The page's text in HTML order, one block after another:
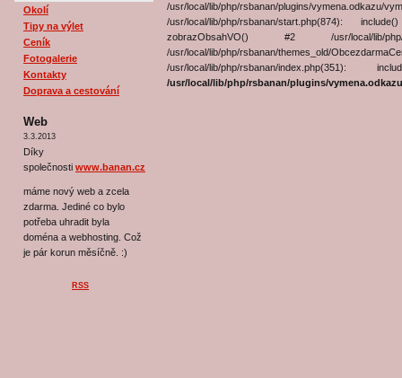
Okolí
Tipy na výlet
Ceník
Fotogalerie
Kontakty
Doprava a cestování
Web
3.3.2013
Díky
společnosti www.banan.cz
máme nový web a zcela
zdarma. Jediné co bylo
potřeba uhradit byla
doména a webhosting. Což
je pár korun měsíčně. :)
RSS
/usr/local/lib/php/rsbanan/plugins/
/usr/local/lib/php/rsbanan/start.php(874):
zobrazObsahVO() #2 /usr/local/lib/
/usr/local/lib/php/rsbanan/themes_old/
/usr/local/lib/php/rsbanan/
/usr/local/lib/php/rsbanan/plugins/